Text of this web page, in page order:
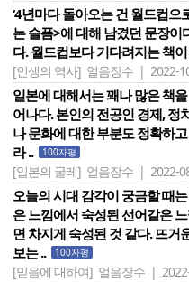
‘4년마다 돌아오는 건 월드컵으
는 슬픔>에 대해 남겼던 문장이
다. 월드컵보다 기다려지는 책
[인생의 역사] 얼음장수 | 2022-
일본에 대해서는 꽤나 많은 책
어나다. 본인의 전공인 경제, 정
나 문화에 대한 부분도 정확하
라 ..
100자평
[일본의 굴레] 얼음장수 | 2022-
오늘의 시대 감각이 궁금할 때
은 느낌에서 숙성된 선어같은
면 차지게 숙성된 것 같다. 뜨거
보는 ..
100자평
[믿음에 대하여] 얼음장수 |